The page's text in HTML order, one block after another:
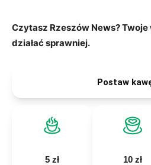
Czytasz Rzeszów News?
działać sprawniej.
Postaw
5 zł 10 zł